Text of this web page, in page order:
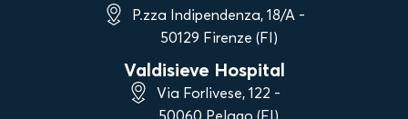
P.zza Indipendenza, 18/A -
50129 Firenze (FI)
Valdisieve Hospital
Via Forlivese, 122 -